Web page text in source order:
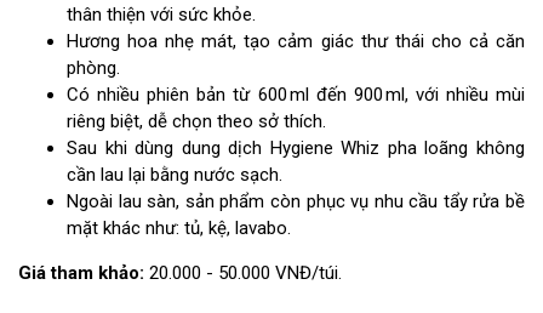
thân thiện với sức khỏe.
Hương hoa nhẹ mát, tạo cảm giác thư thái cho cả căn
phòng.
Có nhiều phiên bản từ 600 ml đến 900 ml, với nhiều mùi
riêng biệt, dễ chọn theo sở thích.
Sau khi dùng dung dịch Hygiene Whiz pha loãng không
cần lau lại bằng nước sạch.
Ngoài lau sàn, sản phẩm còn phục vụ nhu cầu tẩy rửa bề
mặt khác như: tủ, kệ, lavabo.
Giá tham khảo: 20.000 - 50.000 VNĐ/túi.